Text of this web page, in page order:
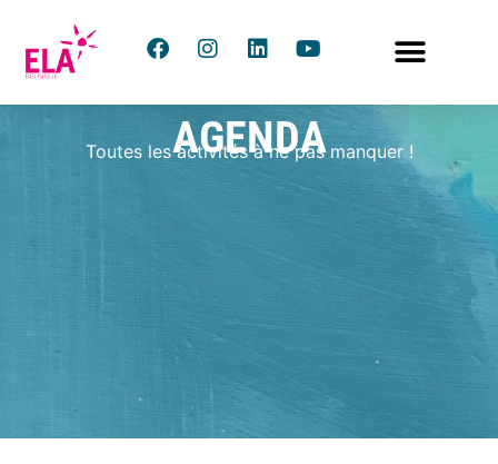
AGENDA
Toutes les activités à ne pas manquer !